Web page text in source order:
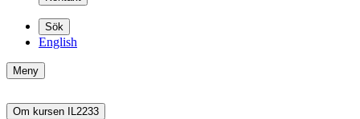
Sök
English
Meny
Om kursen IL2233